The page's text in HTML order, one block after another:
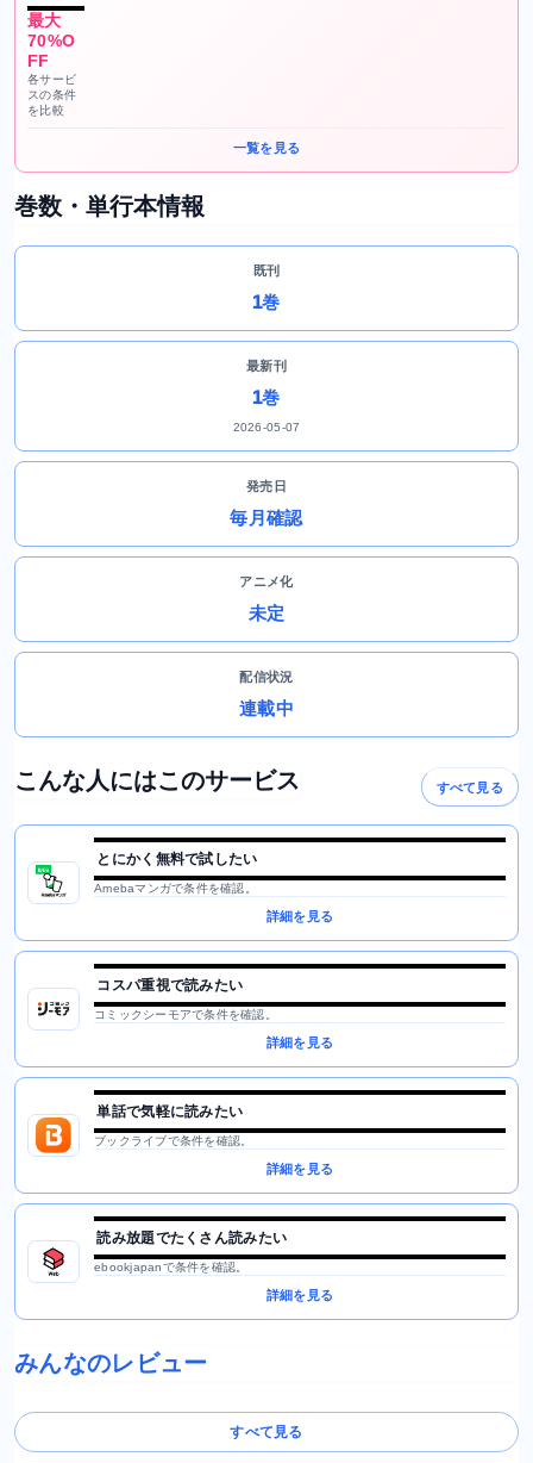
最大
70%O
FF
各サービ
スの条件
を比較
一覧を見る
巻数・単行本情報
既刊
1巻
最新刊
1巻
2026-05-07
発売日
毎月確認
アニメ化
未定
配信状況
連載中
こんな人にはこのサービス すべて見る
とにかく無料で試したい
Amebaマンガで条件を確認。
詳細を見る
コスパ重視で読みたい
コミックシーモアで条件を確認。
詳細を見る
単話で気軽に読みたい
ブックライブで条件を確認。
詳細を見る
読み放題でたくさん読みたい
ebookjapanで条件を確認。
詳細を見る
みんなのレビュー
すべて見る